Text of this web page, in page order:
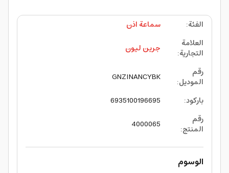
الفئة:
سماعة اذن
العلامة
التجارية:
جرين ليون
رقم
الموديل:
GNZINANCYBK
باركود:
6935100196695
رقم
المنتج:
4000065
الوسوم